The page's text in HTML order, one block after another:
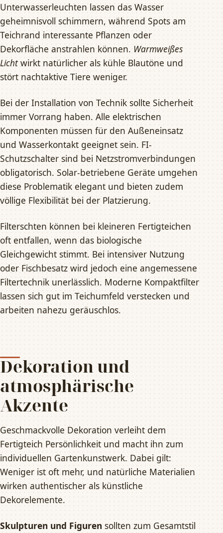
Unterwasserleuchten lassen das Wasser
geheimnisvoll schimmern, während Spots am
Teichrand interessante Pflanzen oder
Dekorfläche anstrahlen können. Warmweißes
Lichtwirkt natürlicher als kühle Blautöne und
stört nachtaktive Tiere weniger.
Bei der Installation von Technik sollte Sicherheit
immer Vorrang haben. Alle elektrischen
Komponenten müssen für den Außeneinsatz
und Wasserkontakt geeignet sein. FI-
Schutzschalter sind bei Netzstromverbindungen
obligatorisch. Solar-betriebene Geräte umgehen
diese Problematik elegant und bieten zudem
völlige Flexibilität bei der Platzierung.
Filterschten können bei kleineren Fertigteichen
oft entfallen, wenn das biologische
Gleichgewicht stimmt. Bei intensiver Nutzung
oder Fischbesatz wird jedoch eine angemessene
Filtertechnik unerlässlich. Moderne Kompaktfilter
lassen sich gut im Teichumfeld verstecken und
arbeiten nahezu geräuschlos.
Dekoration und
atmosphärische
Akzente
Geschmackvolle Dekoration verleiht dem
Fertigteich Persönlichkeit und macht ihn zum
individuellen Gartenkunstwerk. Dabei gilt:
Weniger ist oft mehr, und natürliche Materialien
wirken authentischer als künstliche
Dekorelemente.
Skulpturen und Figuren sollten zum Gesamtstil